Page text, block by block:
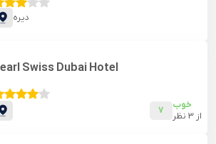
دیره
Swiss Dubai Hotel
7
خوب
از 3 نظر